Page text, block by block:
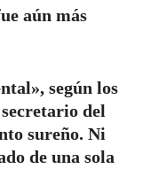
aún más
según los
del
sureño. Ni
de una sola